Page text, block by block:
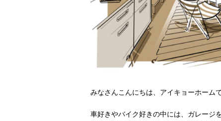
みなさんこんにちは、アイキョーホーム
車好きやバイク好きの中には、ガレージ